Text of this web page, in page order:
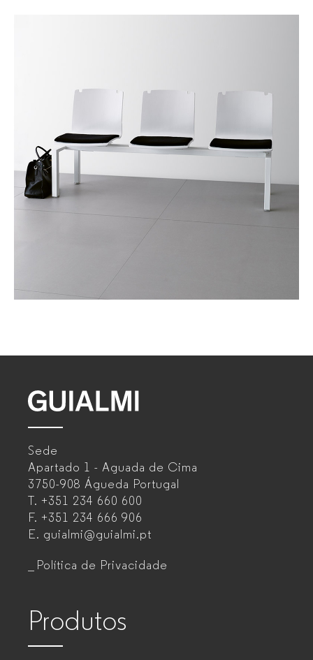
Sede
Apartado 1 - Aguada de Cima
3750-908 Águeda Portugal
T. +351 234 660 600
F. +351 234 666 906
E. guialmi@guialmi.pt
Política de Privacidade
Produtos